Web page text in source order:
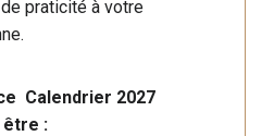
praticité à votre
Calendrier 2027
être :